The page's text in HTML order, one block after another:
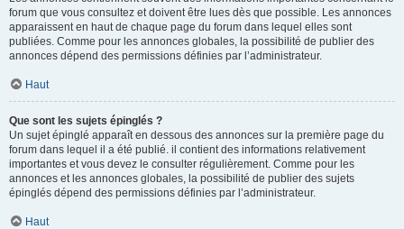
forum que vous consultez et doivent être lues dès que possible. Les annonces
apparaissent en haut de chaque page du forum dans lequel elles sont
publiées. Comme pour les annonces globales, la possibilité de publier des
annonces dépend des permissions définies par l’administrateur.
Haut
Que sont les sujets épinglés ?
Un sujet épinglé apparaît en dessous des annonces sur la première page du
forum dans lequel il a été publié. il contient des informations relativement
importantes et vous devez le consulter régulièrement. Comme pour les
annonces et les annonces globales, la possibilité de publier des sujets
épinglés dépend des permissions définies par l’administrateur.
Haut